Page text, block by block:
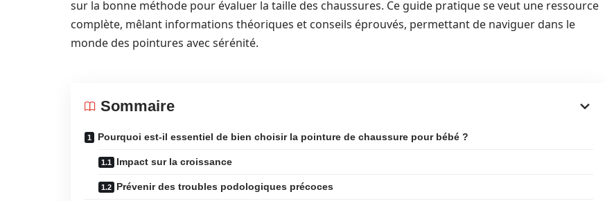
sur la bonne méthode pour évaluer la taille des chaussures. Ce guide pratique se veut une ressource
complète, mêlant informations théoriques et conseils éprouvés, permettant de naviguer dans le
monde des pointures avec sérénité.
Sommaire
Pourquoi est-il essentiel de bien choisir la pointure de chaussure pour bébé ?
Impact sur la croissance
Prévenir des troubles podologiques précoces